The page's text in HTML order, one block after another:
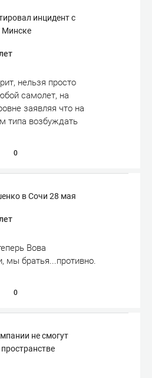
инцидент с
Минске
нельзя просто
самолет, на
заявляя что на
типа возбуждать
0
в Сочи 28 мая
Вова
мы братья...противно.
0
не смогут